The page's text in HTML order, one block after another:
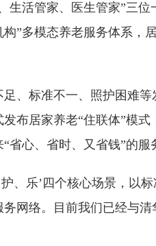
生活管家、医生管家”三
”多模态养老服务体系，
、标准不一、照护困难
布居家养老“住联体”模
心、省时、又省钱”的服
、乐’四个核心场景，以
网络。目前我们已经与